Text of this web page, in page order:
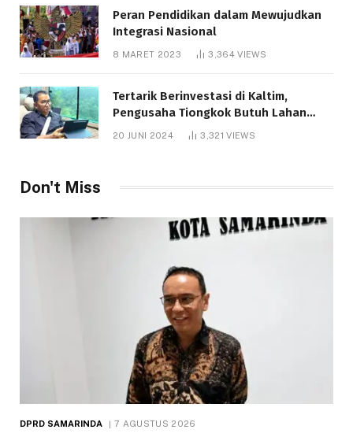
Peran Pendidikan dalam Mewujudkan
Integrasi Nasional
8 MARET 2023 3,364VIEWS
Tertarik Berinvestasi di Kaltim,
Pengusaha Tiongkok Butuh Lahan
1.000 Hektare
20 JUNI 2024 3,321VIEWS
Don't Miss
DPRD SAMARINDA 7 AGUSTUS 2026